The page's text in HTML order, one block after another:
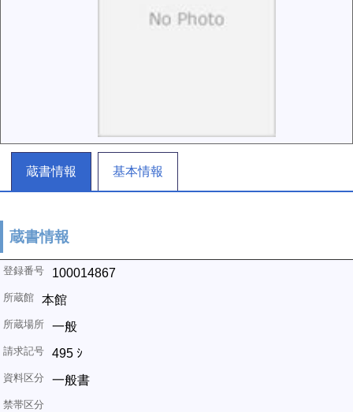
蔵書情報 基本情報
蔵書情報
100014867
本館
一般
495 ｼ
一般書